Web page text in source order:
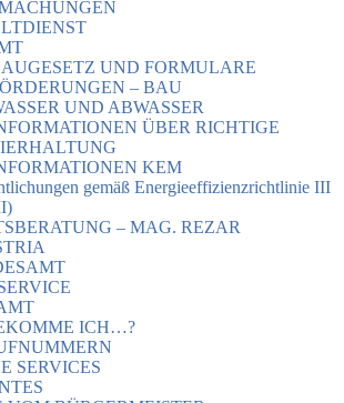
UND FORMULARE
– BAU
UND ABWASSER
ÜBER RICHTIGE
KEM
gemäß Energieeffizienzrichtlinie III
– MAG. REZAR
ICH…?
SERVICES